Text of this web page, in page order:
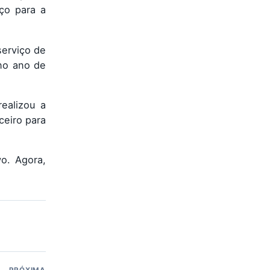
para a
de
ano de
a
para
Agora,